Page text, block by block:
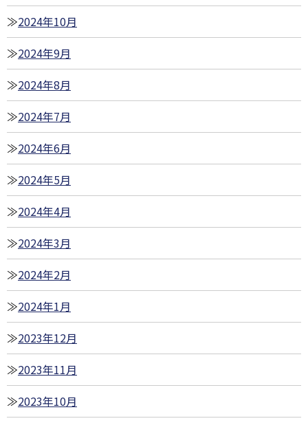
2024年10月
2024年9月
2024年8月
2024年7月
2024年6月
2024年5月
2024年4月
2024年3月
2024年2月
2024年1月
2023年12月
2023年11月
2023年10月